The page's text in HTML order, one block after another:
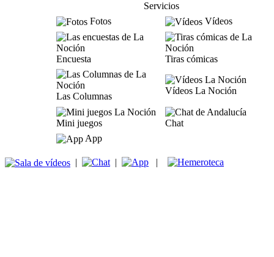
Servicios
Fotos
Vídeos
Encuesta Tiras cómicas
Las Columnas
Vídeos La Noción
Mini juegos
Chat
App
| | |